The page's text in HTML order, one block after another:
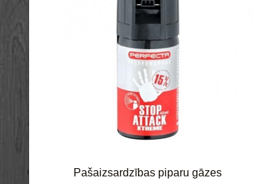
Pašaizsardzības piparu gāzes